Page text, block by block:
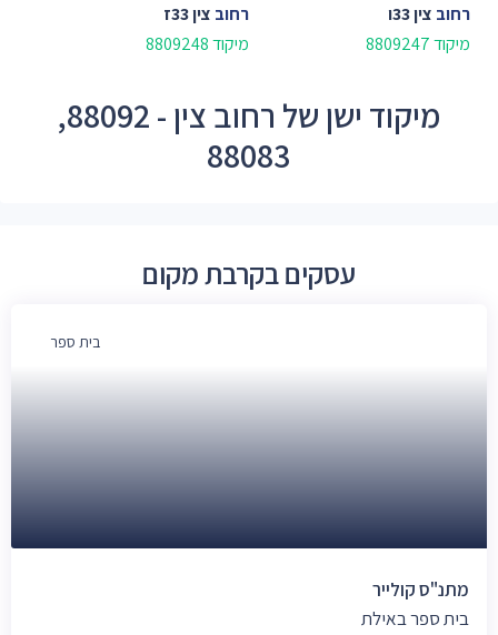
רחוב צין 33ו
מיקוד 8809247
רחוב צין 33ז
מיקוד 8809248
מיקוד ישן של רחוב צין - 88092,
88083
עסקים בקרבת מקום
בית ספר
מתנ"ס קולייר
בית ספר באילת